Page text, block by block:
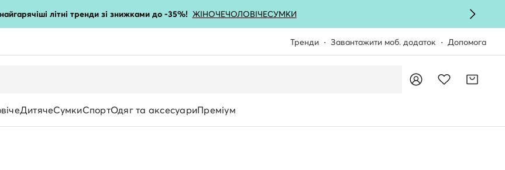
літні тренди зі знижками до -35%! ЖІНОЧЕЧОЛОВІЧЕСУМКИ
Тренди Завантажити моб. додаток Допомога
ДитячеСумкиСпортОдяг та аксесуариПреміум